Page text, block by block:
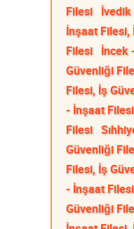
Filesi
İnşaat
Filesi İncek
Güvenliği
Filesi, İş
- İnşaat
Filesi
Güvenliği
Filesi, İş
- İnşaat
Güvenliği